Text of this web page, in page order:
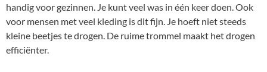
handig voor gezinnen. Je kunt veel was in één keer doen. Ook
voor mensen met veel kleding is dit fijn. Je hoeft niet steeds
kleine beetjes te drogen. De ruime trommel maakt het drogen
efficiënter.